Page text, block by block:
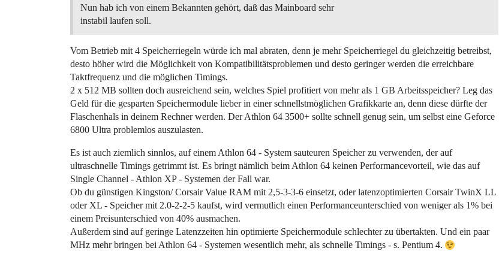
Nun hab ich von einem Bekannten gehört, daß das Mainboard sehr
instabil laufen soll.
Vom Betrieb mit 4 Speicherriegeln würde ich mal abraten, denn je mehr Speicherriegel du gleichzeitig betreibst,
desto höher wird die Möglichkeit von Kompatibilitätsproblemen und desto geringer werden die erreichbare
Taktfrequenz und die möglichen Timings.
2 x 512 MB sollten doch ausreichend sein, welches Spiel profitiert von mehr als 1 GB Arbeitsspeicher? Leg das
Geld für die gesparten Speichermodule lieber in einer schnellstmöglichen Grafikkarte an, denn diese dürfte der
Flaschenhals in deinem Rechner werden. Der Athlon 64 3500+ sollte schnell genug sein, um selbst eine Geforce
6800 Ultra problemlos auszulasten.
Es ist auch ziemlich sinnlos, auf einem Athlon 64 - System sauteuren Speicher zu verwenden, der auf
ultraschnelle Timings getrimmt ist. Es bringt nämlich beim Athlon 64 keinen Performancevorteil, wie das auf
Single Channel - Athlon XP - Systemen der Fall war.
Ob du günstigen Kingston/ Corsair Value RAM mit 2,5-3-3-6 einsetzt, oder latenzoptimierten Corsair TwinX LL
oder XL - Speicher mit 2.0-2-2-5 kaufst, wird vermutlich einen Performanceunterschied von weniger als 1% bei
einem Preisunterschied von 40% ausmachen.
Außerdem sind auf geringe Latenzzeiten hin optimierte Speichermodule schlechter zu übertakten. Und ein paar
MHz mehr bringen bei Athlon 64 - Systemen wesentlich mehr, als schnelle Timings - s. Pentium 4.